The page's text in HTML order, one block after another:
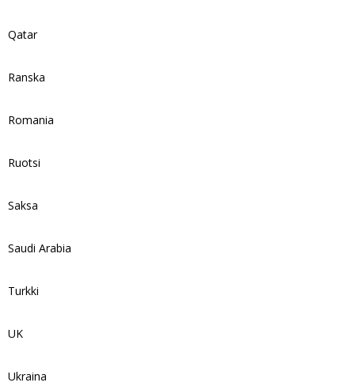
Qatar
Ranska
Romania
Ruotsi
Saksa
Saudi Arabia
Turkki
UK
Ukraina